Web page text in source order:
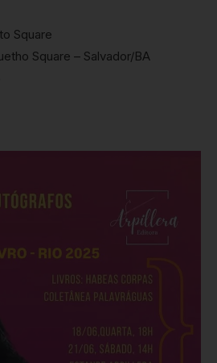
Square
Square – Salvador/BA